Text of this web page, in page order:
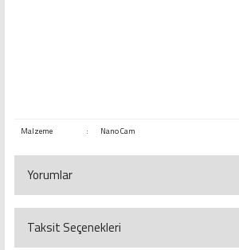
Malzeme : Nano Cam
Yorumlar
Bu ürüne ilk yorumu siz yapın!
Taksit Seçenekleri